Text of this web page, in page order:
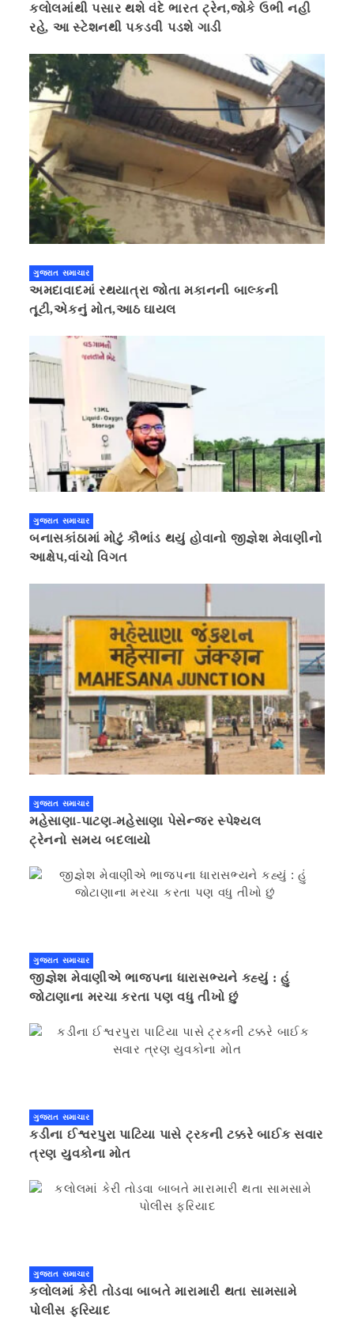
કલોલમાંથી પસાર થશે વંદે ભારત ટ્રેન,જોકે ઉભી નહી
રહે, આ સ્ટેશનથી પકડવી પડશે ગાડી
ગુજરાત સમાચાર
અમદાવાદમાં રથયાત્રા જોતા મકાનની બાલ્કની
તૂટી,એકનું મોત,આઠ ઘાયલ
ગુજરાત સમાચાર
બનાસકાંઠામાં મોટું કૌભાંડ થયું હોવાનો જીજ્ઞેશ મેવાણીનો
આક્ષેપ,વાંચો વિગત
ગુજરાત સમાચાર
મહેસાણા-પાટણ-મહેસાણા પેસેન્જર સ્પેશ્યલ
ટ્રેનનો સમય બદલાયો
ગુજરાત સમાચાર
જીજ્ઞેશ મેવાણીએ ભાજપના ધારાસભ્યને કહ્યું : હું
જોટાણાના મરચા કરતા પણ વધુ તીખો છું
ગુજરાત સમાચાર
કડીના ઈશ્વરપુરા પાટિયા પાસે ટ્રકની ટક્કરે બાઈક સવાર
ત્રણ યુવકોના મોત
ગુજરાત સમાચાર
કલોલમાં કેરી તોડવા બાબતે મારામારી થતા સામસામે
પોલીસ ફરિયાદ